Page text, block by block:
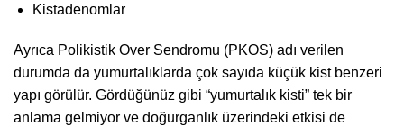
Kistadenomlar
Ayrıca Polikistik Over Sendromu (PKOS) adı verilen
durumda da yumurtalıklarda çok sayıda küçük kist benzeri
yapı görülür. Gördüğünüz gibi “yumurtalık kisti” tek bir
anlama gelmiyor ve doğurganlık üzerindeki etkisi de